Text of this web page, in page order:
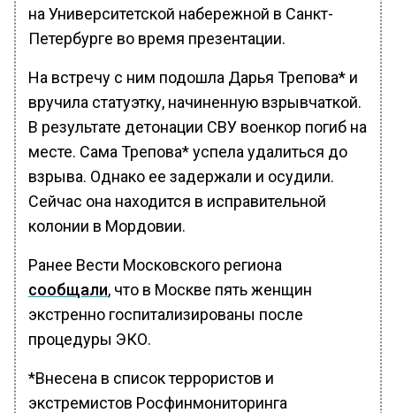
на Университетской набережной в Санкт-
Петербурге во время презентации.
На встречу с ним подошла Дарья Трепова* и
вручила статуэтку, начиненную взрывчаткой.
В результате детонации СВУ военкор погиб на
месте. Сама Трепова* успела удалиться до
взрыва. Однако ее задержали и осудили.
Сейчас она находится в исправительной
колонии в Мордовии.
Ранее Вести Московского региона
сообщали, что в Москве пять женщин
экстренно госпитализированы после
процедуры ЭКО.
*Внесена в список террористов и
экстремистов Росфинмониторинга